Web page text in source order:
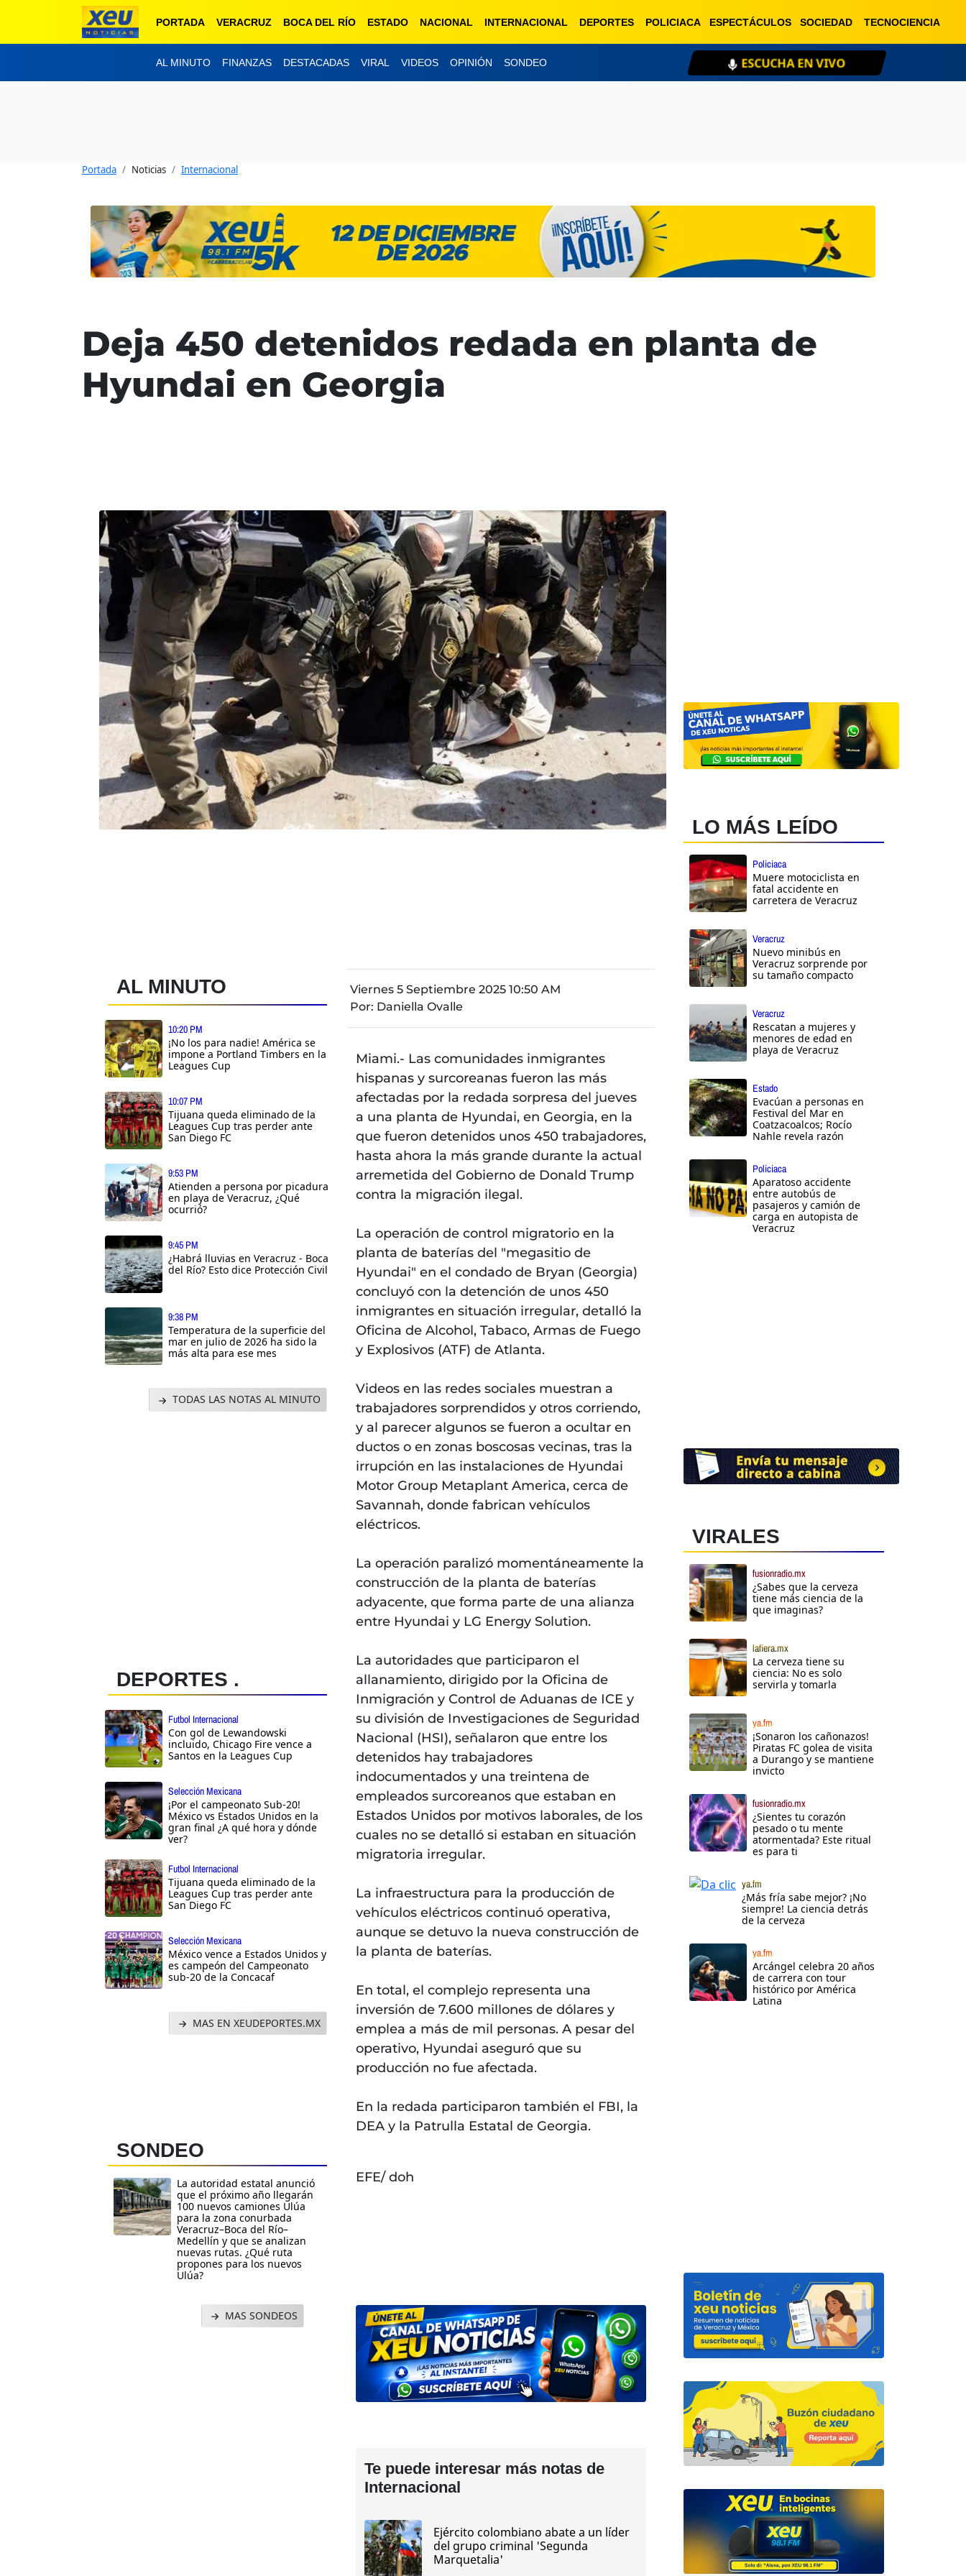
PORTADA VERACRUZ BOCA DEL RÍO ESTADO NACIONAL INTERNACIONAL DEPORTES POLICIACA ESPECTÁCULOS SOCIEDAD TECNOCIENCIA
AL MINUTO FINANZAS DESTACADAS VIRAL VIDEOS OPINIÓN SONDEO ESCUCHA EN VIVO
Portada Noticias Internacional
Deja 450 detenidos redada en planta de
Hyundai en Georgia
AL MINUTO
10:20 PM
¡No los para nadie! América se
impone a Portland Timbers en la
Leagues Cup
10:07 PM
Tijuana queda eliminado de la
Leagues Cup tras perder ante
San Diego FC
9:53 PM
Atienden a persona por picadura
en playa de Veracruz, ¿Qué
ocurrió?
9:45 PM
¿Habrá lluvias en Veracruz - Boca
del Río? Esto dice Protección Civil
9:38 PM
Temperatura de la superficie del
mar en julio de 2026 ha sido la
más alta para ese mes
TODAS LAS NOTAS AL MINUTO
DEPORTES .
Futbol Internacional
Con gol de Lewandowski
incluido, Chicago Fire vence a
Santos en la Leagues Cup
Selección Mexicana
¡Por el campeonato Sub-20!
México vs Estados Unidos en la
gran final ¿A qué hora y dónde
ver?
Futbol Internacional
Tijuana queda eliminado de la
Leagues Cup tras perder ante
San Diego FC
Selección Mexicana
México vence a Estados Unidos y
es campeón del Campeonato
sub-20 de la Concacaf
MAS EN XEUDEPORTES.MX
SONDEO
La autoridad estatal anunció
que el próximo año llegarán
100 nuevos camiones Ulúa
para la zona conurbada
Veracruz–Boca del Río–
Medellín y que se analizan
nuevas rutas. ¿Qué ruta
propones para los nuevos
Ulúa?
MAS SONDEOS
Viernes 5 Septiembre 2025 10:50 AM
Por: Daniella Ovalle
Miami.- Las comunidades inmigrantes
hispanas y surcoreanas fueron las más
afectadas por la redada sorpresa del jueves
a una planta de Hyundai, en Georgia, en la
que fueron detenidos unos 450 trabajadores,
hasta ahora la más grande durante la actual
arremetida del Gobierno de Donald Trump
contra la migración ilegal.
La operación de control migratorio en la
planta de baterías del "megasitio de
Hyundai" en el condado de Bryan (Georgia)
concluyó con la detención de unos 450
inmigrantes en situación irregular, detalló la
Oficina de Alcohol, Tabaco, Armas de Fuego
y Explosivos (ATF) de Atlanta.
Videos en las redes sociales muestran a
trabajadores sorprendidos y otros corriendo,
y al parecer algunos se fueron a ocultar en
ductos o en zonas boscosas vecinas, tras la
irrupción en las instalaciones de Hyundai
Motor Group Metaplant America, cerca de
Savannah, donde fabrican vehículos
eléctricos.
La operación paralizó momentáneamente la
construcción de la planta de baterías
adyacente, que forma parte de una alianza
entre Hyundai y LG Energy Solution.
La autoridades que participaron el
allanamiento, dirigido por la Oficina de
Inmigración y Control de Aduanas de ICE y
su división de Investigaciones de Seguridad
Nacional (HSI), señalaron que entre los
detenidos hay trabajadores
indocumentados y una treintena de
empleados surcoreanos que estaban en
Estados Unidos por motivos laborales, de los
cuales no se detalló si estaban en situación
migratoria irregular.
La infraestructura para la producción de
vehículos eléctricos continuó operativa,
aunque se detuvo la nueva construcción de
la planta de baterías.
En total, el complejo representa una
inversión de 7.600 millones de dólares y
emplea a más de mil personas. A pesar del
operativo, Hyundai aseguró que su
producción no fue afectada.
En la redada participaron también el FBI, la
DEA y la Patrulla Estatal de Georgia.
EFE/ doh
Te puede interesar más notas de
Internacional
Ejército colombiano abate a un líder
del grupo criminal 'Segunda
Marquetalia'
LO MÁS LEÍDO
Policiaca
Muere motociclista en
fatal accidente en
carretera de Veracruz
Veracruz
Nuevo minibús en
Veracruz sorprende por
su tamaño compacto
Veracruz
Rescatan a mujeres y
menores de edad en
playa de Veracruz
Estado
Evacúan a personas en
Festival del Mar en
Coatzacoalcos; Rocío
Nahle revela razón
Policiaca
Aparatoso accidente
entre autobús de
pasajeros y camión de
carga en autopista de
Veracruz
VIRALES
fusionradio.mx
¿Sabes que la cerveza
tiene más ciencia de la
que imaginas?
lafiera.mx
La cerveza tiene su
ciencia: No es solo
servirla y tomarla
ya.fm
¡Sonaron los cañonazos!
Piratas FC golea de visita
a Durango y se mantiene
invicto
fusionradio.mx
¿Sientes tu corazón
pesado o tu mente
atormentada? Este ritual
es para ti
ya.fm
¿Más fría sabe mejor? ¡No
siempre! La ciencia detrás
de la cerveza
ya.fm
Arcángel celebra 20 años
de carrera con tour
histórico por América
Latina